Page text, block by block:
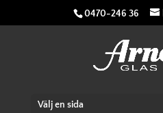
0470-246 36
Välj en sida